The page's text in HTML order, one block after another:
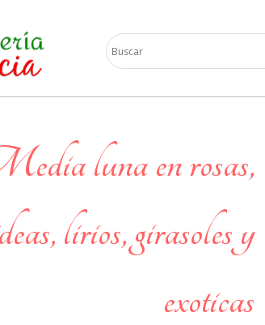
rosas,
lirios, girasoles y
exoticas